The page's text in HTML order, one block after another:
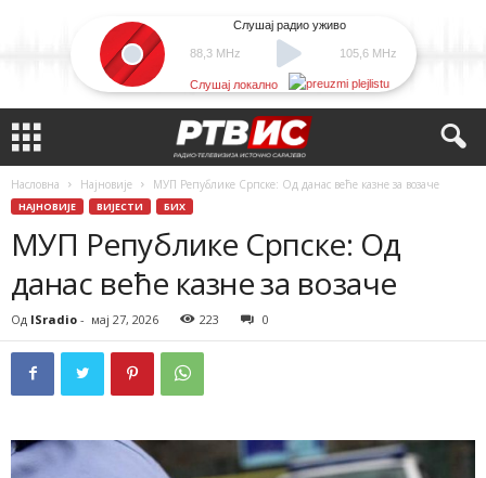
88,3 MHz
Слушај радио уживо
105,6 MHz
Слушај локално
Насловна Најновије МУП Републике Српске: Од данас веће казне за возаче
НАЈНОВИЈЕ ВИЈЕСТИ БИХ
МУП Републике Српске: Од
данас веће казне за возаче
Од ISradio - мај 27, 2026 223 0